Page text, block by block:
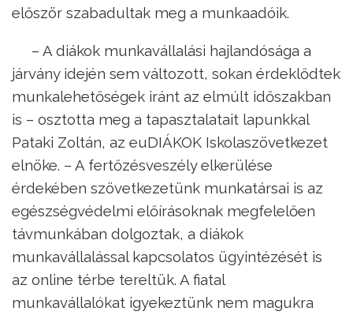
először szabadultak meg a munkaadóik.
– A diákok munkavállalási hajlandósága a
járvány idején sem változott, sokan érdeklődtek
munkalehetőségek iránt az elmúlt időszakban
is – osztotta meg a tapasztalatait lapunkkal
Pataki Zoltán, az euDIÁKOK Iskolaszövetkezet
elnöke. – A fertőzésveszély elkerülése
érdekében szövetkezetünk munkatársai is az
egészségvédelmi előírásoknak megfelelően
távmunkában dolgoztak, a diákok
munkavállalással kapcsolatos ügyintézését is
az online térbe tereltük. A fiatal
munkavállalókat igyekeztünk nem magukra